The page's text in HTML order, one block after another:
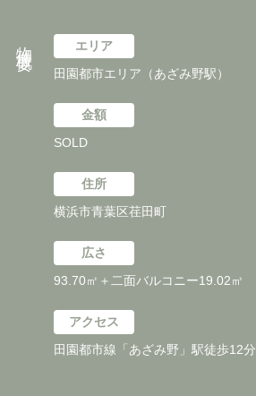
エリア
田園都市エリア（あざみ野駅）
金額
SOLD
住所
横浜市青葉区荏田町
広さ
93.70㎡＋二面バルコニー19.02㎡
アクセス
田園都市線「あざみ野」駅徒歩12分